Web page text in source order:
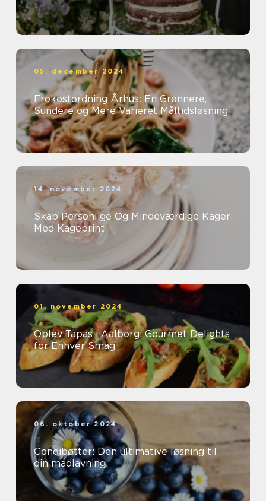
05. december 2024
Frokostordning Århus: En Grønnere,
Sundere og Mere Varieret Måltidsløsning
14. november 2024
Skab Personlige Og Mindeværdige Kager
Med Kageprint
01. november 2024
Oplev Tapas i Aalborg: Gourmet Delights
for Enhver Smag
06. oktober 2024
Condibøtter: Den ultimative løsning til
din madlavning